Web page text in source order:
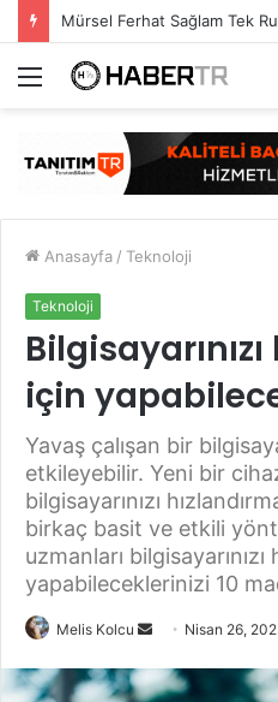
Menü
Anasayfa / Teknoloji
Teknoloji
için
Yavaş çalışan bir
etkileyebilir. Yeni bir
bilgisayarınızı
birkaç basit ve etkili
uzmanları bilgisayarınızı
yapabileceklerinizi 10
Melis Kolcu
Bir
posta
Nisan 26,